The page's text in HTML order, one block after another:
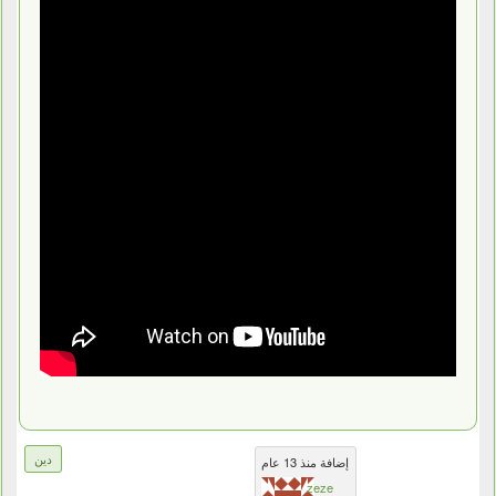
دين
إضافة منذ 13 عام
zeze